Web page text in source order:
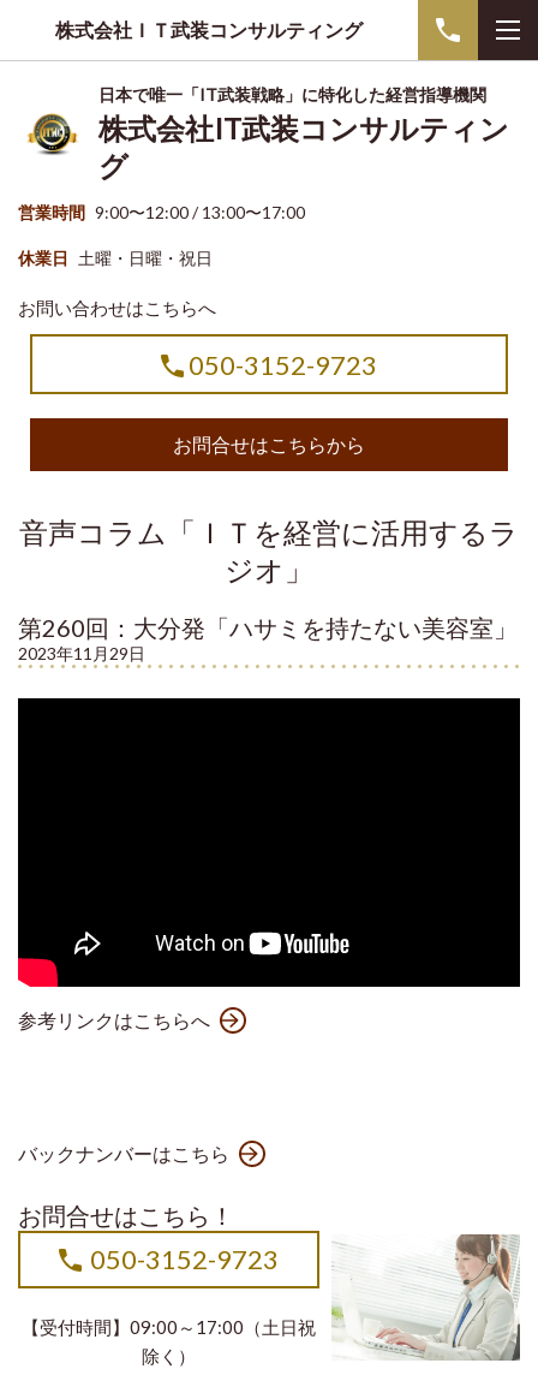
株式会社ＩＴ武装コンサルティング
日本で唯一「IT武装戦略」に特化した経営指導機関
株式会社IT武装コンサルティン
グ
営業時間 9:00〜12:00 / 13:00〜17:00
休業日 土曜・日曜・祝日
お問い合わせはこちらへ
050-3152-9723
お問合せはこちらから
音声コラム「ＩＴを経営に活用するラ
ジオ」
第260回：大分発「ハサミを持たない美容室」
2023年11月29日
参考リンクはこちらへ
バックナンバーはこちら
お問合せはこちら！
050-3152-9723
【受付時間】09:00～17:00（土日祝
除く）